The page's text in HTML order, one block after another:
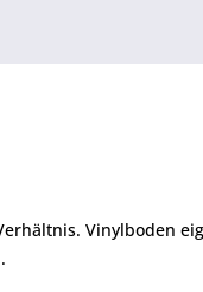
Vinylboden